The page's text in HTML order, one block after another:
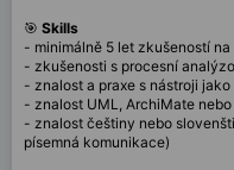
🎯 Skills
- minimálně 5 let zkušeností
- zkušenosti s procesní
- znalost a praxe s nástroji
- znalost UML, ArchiMate
- znalost češtiny nebo
písemná komunikace)